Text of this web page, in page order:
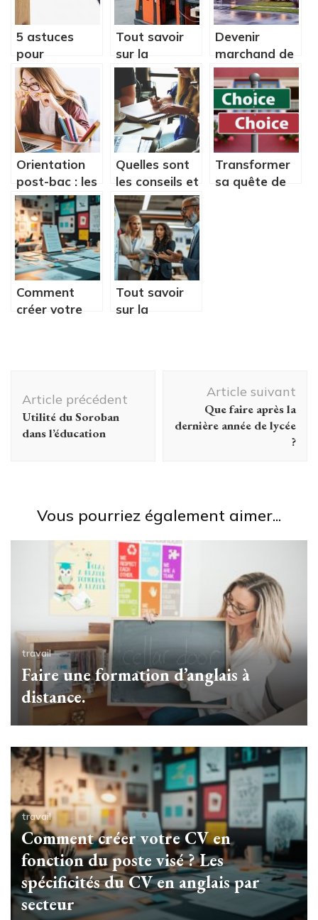
5 astuces
pour
decrocher un
emploi a
l’etranger
Tout savoir
sur la
formation
CACES 3
Devenir
marchand de
biens, par
quelles
etapes
passer ?
Orientation
post-bac : les
différentes
alternatives
Quelles sont
les conseils et
les astuces a
connaitre
pour
brainstormer
de la
meilleure des
manieres ?
Transformer
sa quête de
Comment
créer votre
spécificités du
CV en anglais
par secteur
Tout savoir
sur la
indépendants
d'article
Article précédent
Utilité du Soroban
dans l’éducation
Article suivant
Que faire après la
dernière année de lycée
?
Vous pourriez également aimer...
travail
Faire une formation d’anglais à
distance.
travail
Comment créer votre CV en
fonction du poste visé ? Les
spécificités du CV en anglais par
secteur